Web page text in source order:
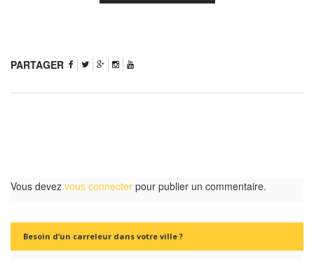
PARTAGER
Vous devez vous connecter pour publier un commentaire.
Besoin d’un carreleur dans votre ville ?